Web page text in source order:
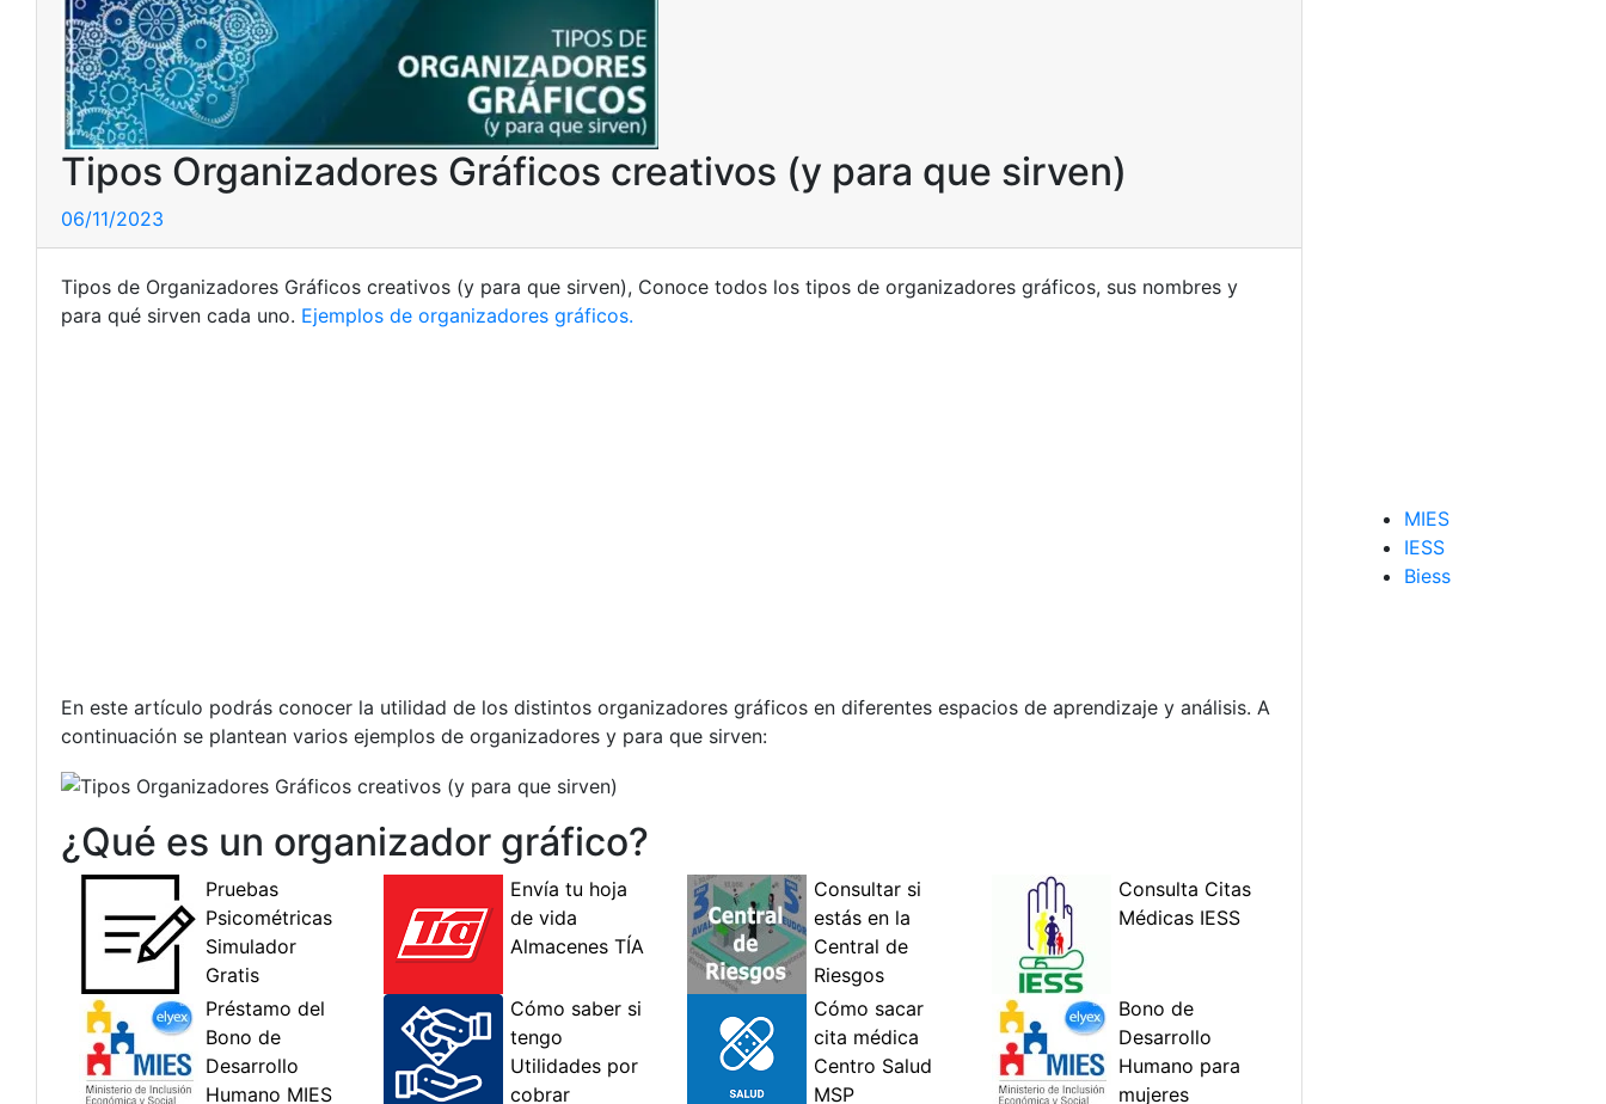
Tipos Organizadores Gráficos creativos (y para que sirven)
06/11/2023
Tipos de Organizadores Gráficos creativos (y para que sirven), Conoce todos los tipos de organizadores gráficos, sus nombres y
para qué sirven cada uno. Ejemplos de organizadores gráficos.
En este artículo podrás conocer la utilidad de los distintos organizadores gráficos en diferentes espacios de aprendizaje y análisis. A
continuación se plantean varios ejemplos de organizadores y para que sirven:
¿Qué es un organizador gráfico?
MIES
IESS
Biess